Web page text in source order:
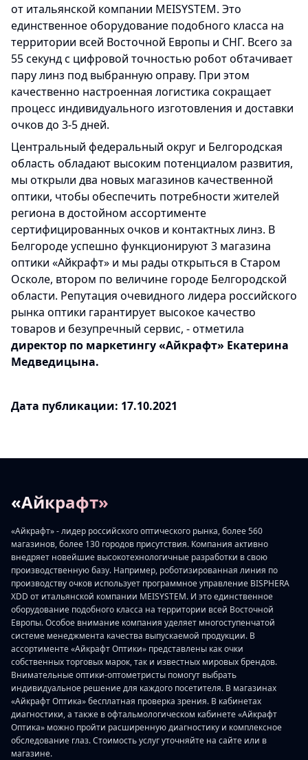
от итальянской компании MEISYSTEM. Это
единственное оборудование подобного класса на
территории всей Восточной Европы и СНГ. Всего за
55 секунд с цифровой точностью робот обтачивает
пару линз под выбранную оправу. При этом
качественно настроенная логистика сокращает
процесс индивидуального изготовления и доставки
очков до 3-5 дней.
Центральный федеральный округ и Белгородская
область обладают высоким потенциалом развития,
мы открыли два новых магазинов качественной
оптики, чтобы обеспечить потребности жителей
региона в достойном ассортименте
сертифицированных очков и контактных линз. В
Белгороде успешно функционируют 3 магазина
оптики «Айкрафт» и мы рады открыться в Старом
Осколе, втором по величине городе Белгородской
области. Репутация очевидного лидера российского
рынка оптики гарантирует высокое качество
товаров и безупречный сервис, - отметила
директор по маркетингу «Айкрафт» Екатерина
Медведицына.
Дата публикации: 17.10.2021
«Айкрафт»
«Айкрафт» - лидер российского оптического рынка, более 560
магазинов, более 130 городов присутствия. Компания активно
внедряет новейшие высокотехнологичные разработки в свою
производственную базу. Например, роботизированная линия по
производству очков использует программное управление BISPHERA
XDD от итальянской компании MEISYSTEM. И это единственное
оборудование подобного класса на территории всей Восточной
Европы. Особое внимание компания уделяет многоступенчатой
системе менеджмента качества выпускаемой продукции. В
ассортименте «Айкрафт Оптики» представлены как очки
собственных торговых марок, так и известных мировых брендов.
Внимательные оптики-оптометристы помогут выбрать
индивидуальное решение для каждого посетителя. В магазинах
«Айкрафт Оптика» бесплатная проверка зрения. В кабинетах
диагностики, а также в офтальмологическом кабинете «Айкрафт
Оптика» можно пройти расширенную диагностику и комплексное
обследование глаз. Стоимость услуг уточняйте на сайте или в
магазине.